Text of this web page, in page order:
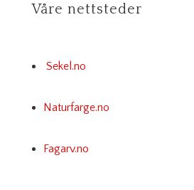
Våre nettsteder
Sekel.no
Naturfarge.no
Fagarv.no